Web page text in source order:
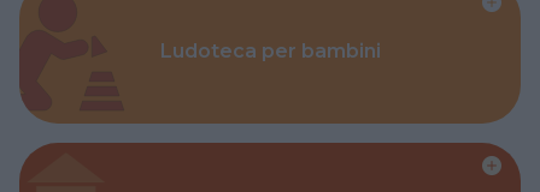
Ludoteca per bambini